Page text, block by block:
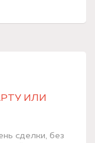
ИЛИ
сделки, без